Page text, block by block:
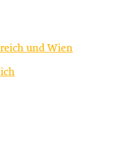
und Wien